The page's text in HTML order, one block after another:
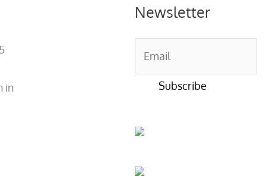
in
Newsletter